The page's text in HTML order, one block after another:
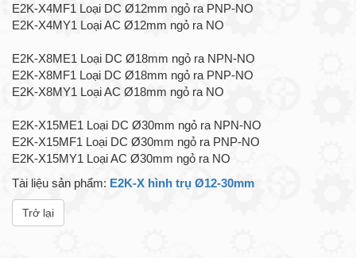
E2K-X4MF1 Loại DC Ø12mm ngỏ ra PNP-NO
E2K-X4MY1 Loại AC Ø12mm ngỏ ra NO
E2K-X8ME1 Loại DC Ø18mm ngỏ ra NPN-NO
E2K-X8MF1 Loại DC Ø18mm ngỏ ra PNP-NO
E2K-X8MY1 Loại AC Ø18mm ngỏ ra NO
E2K-X15ME1 Loại DC Ø30mm ngỏ ra NPN-NO
E2K-X15MF1 Loại DC Ø30mm ngỏ ra PNP-NO
E2K-X15MY1 Loại AC Ø30mm ngỏ ra NO
Tài liệu sản phẩm: E2K-X hình trụ Ø12-30mm
Trở lại